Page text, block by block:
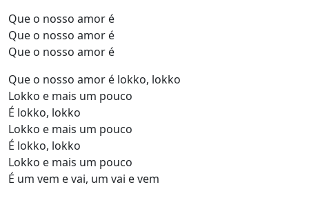
Que o nosso amor é
Que o nosso amor é
Que o nosso amor é
Que o nosso amor é lokko, lokko
Lokko e mais um pouco
É lokko, lokko
Lokko e mais um pouco
É lokko, lokko
Lokko e mais um pouco
É um vem e vai, um vai e vem